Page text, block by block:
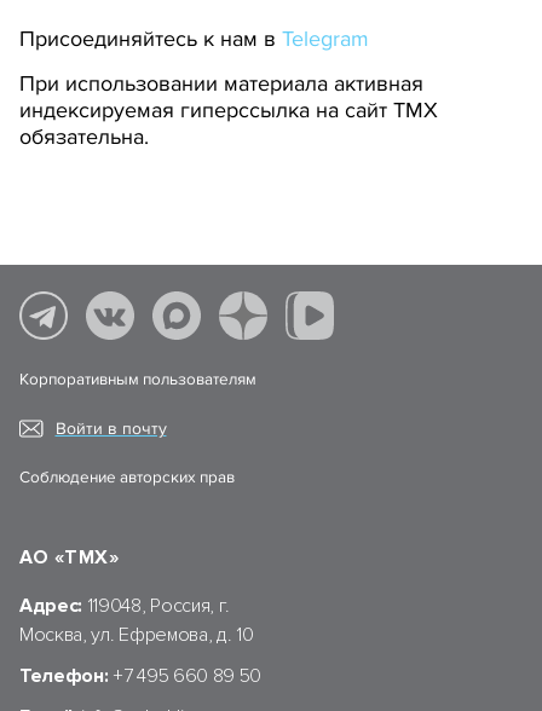
Присоединяйтесь к нам в Telegram
При использовании материала активная
индексируемая гиперссылка на сайт ТМХ
обязательна.
Корпоративным пользователям
Войти в почту
Соблюдение авторских прав
АО «ТМХ»
Адрес: 119048, Россия, г.
Москва, ул. Ефремова, д. 10
Телефон: +7 495 660 89 50